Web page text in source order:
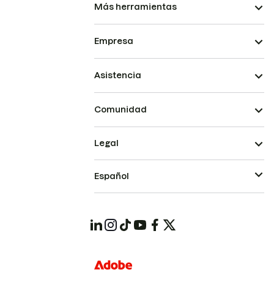
Más herramientas
Empresa
Asistencia
Comunidad
Legal
Español